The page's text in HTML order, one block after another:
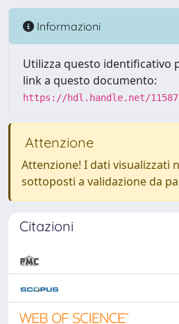
Informazioni
Utilizza questo identificativo
link a questo documento:
https://hdl.handle.net/
Attenzione
Attenzione! I dati visualizzati
sottoposti a validazione da
Citazioni